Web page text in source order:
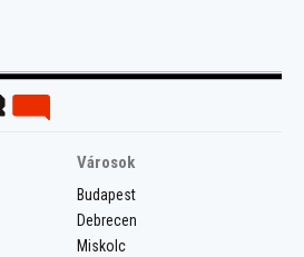
Városok
Budapest
Debrecen
Miskolc